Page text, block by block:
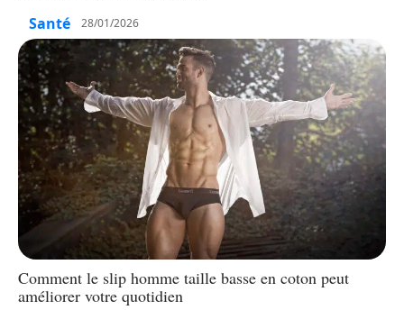
Santé 28/01/2026
Comment le slip homme taille basse en coton peut
améliorer votre quotidien